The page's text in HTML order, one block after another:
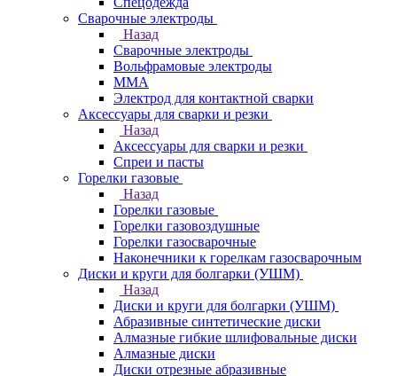
Сварочные электроды
Назад
Сварочные электроды
Вольфрамовые электроды
ММА
Электрод для контактной сварки
Аксессуары для сварки и резки
Назад
Аксессуары для сварки и резки
Спреи и пасты
Горелки газовые
Назад
Горелки газовые
Горелки газовоздушные
Горелки газосварочные
Наконечники к горелкам газосварочным
Диски и круги для болгарки (УШМ)
Назад
Диски и круги для болгарки (УШМ)
Абразивные синтетические диски
Алмазные гибкие шлифовальные диски
Алмазные диски
Диски отрезные абразивные